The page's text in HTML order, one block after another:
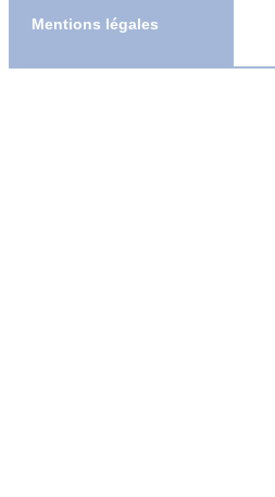
Mentions légales